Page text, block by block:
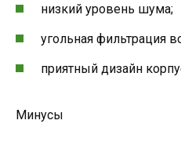
низкий уровень шума;
угольная фильтрация
приятный дизайн
Минусы